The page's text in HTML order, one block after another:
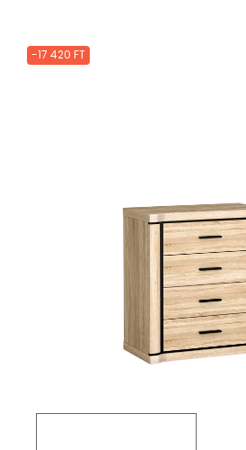
-17 420 FT